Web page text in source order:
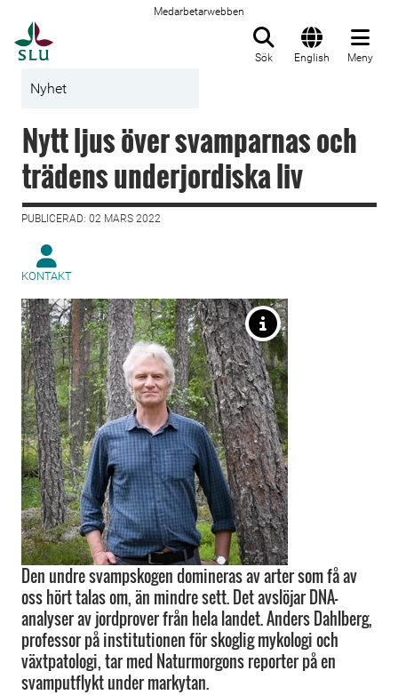
Medarbetarwebben
Sök English Meny
Nyhet
Nytt ljus över svamparnas och
trädens underjordiska liv
PUBLICERAD: 02 MARS 2022
KONTAKT
Den undre svampskogen domineras av arter som få av
oss hört talas om, än mindre sett. Det avslöjar DNA-
analyser av jordprover från hela landet. Anders Dahlberg,
professor på institutionen för skoglig mykologi och
växtpatologi, tar med Naturmorgons reporter på en
svamputflykt under markytan.